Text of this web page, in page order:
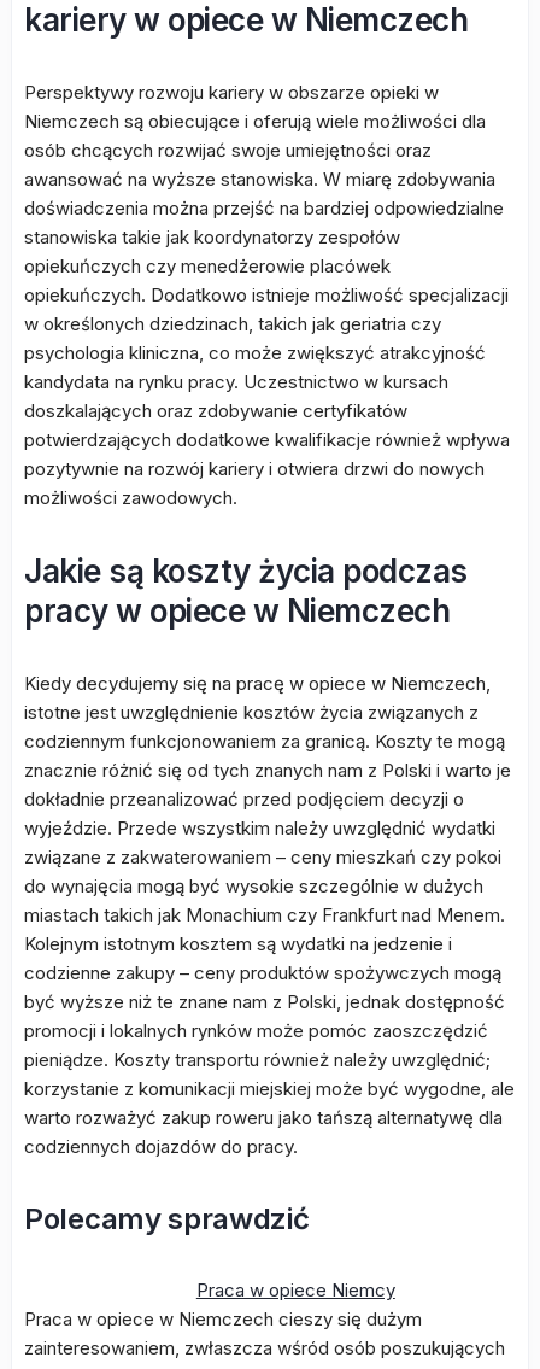
kariery w opiece w Niemczech
Perspektywy rozwoju kariery w obszarze opieki w
Niemczech są obiecujące i oferują wiele możliwości dla
osób chcących rozwijać swoje umiejętności oraz
awansować na wyższe stanowiska. W miarę zdobywania
doświadczenia można przejść na bardziej odpowiedzialne
stanowiska takie jak koordynatorzy zespołów
opiekuńczych czy menedżerowie placówek
opiekuńczych. Dodatkowo istnieje możliwość specjalizacji
w określonych dziedzinach, takich jak geriatria czy
psychologia kliniczna, co może zwiększyć atrakcyjność
kandydata na rynku pracy. Uczestnictwo w kursach
doszkalających oraz zdobywanie certyfikatów
potwierdzających dodatkowe kwalifikacje również wpływa
pozytywnie na rozwój kariery i otwiera drzwi do nowych
możliwości zawodowych.
Jakie są koszty życia podczas
pracy w opiece w Niemczech
Kiedy decydujemy się na pracę w opiece w Niemczech,
istotne jest uwzględnienie kosztów życia związanych z
codziennym funkcjonowaniem za granicą. Koszty te mogą
znacznie różnić się od tych znanych nam z Polski i warto je
dokładnie przeanalizować przed podjęciem decyzji o
wyjeździe. Przede wszystkim należy uwzględnić wydatki
związane z zakwaterowaniem – ceny mieszkań czy pokoi
do wynajęcia mogą być wysokie szczególnie w dużych
miastach takich jak Monachium czy Frankfurt nad Menem.
Kolejnym istotnym kosztem są wydatki na jedzenie i
codzienne zakupy – ceny produktów spożywczych mogą
być wyższe niż te znane nam z Polski, jednak dostępność
promocji i lokalnych rynków może pomóc zaoszczędzić
pieniądze. Koszty transportu również należy uwzględnić;
korzystanie z komunikacji miejskiej może być wygodne, ale
warto rozważyć zakup roweru jako tańszą alternatywę dla
codziennych dojazdów do pracy.
Polecamy sprawdzić
Praca w opiece Niemcy
Praca w opiece w Niemczech cieszy się dużym
zainteresowaniem, zwłaszcza wśród osób poszukujących